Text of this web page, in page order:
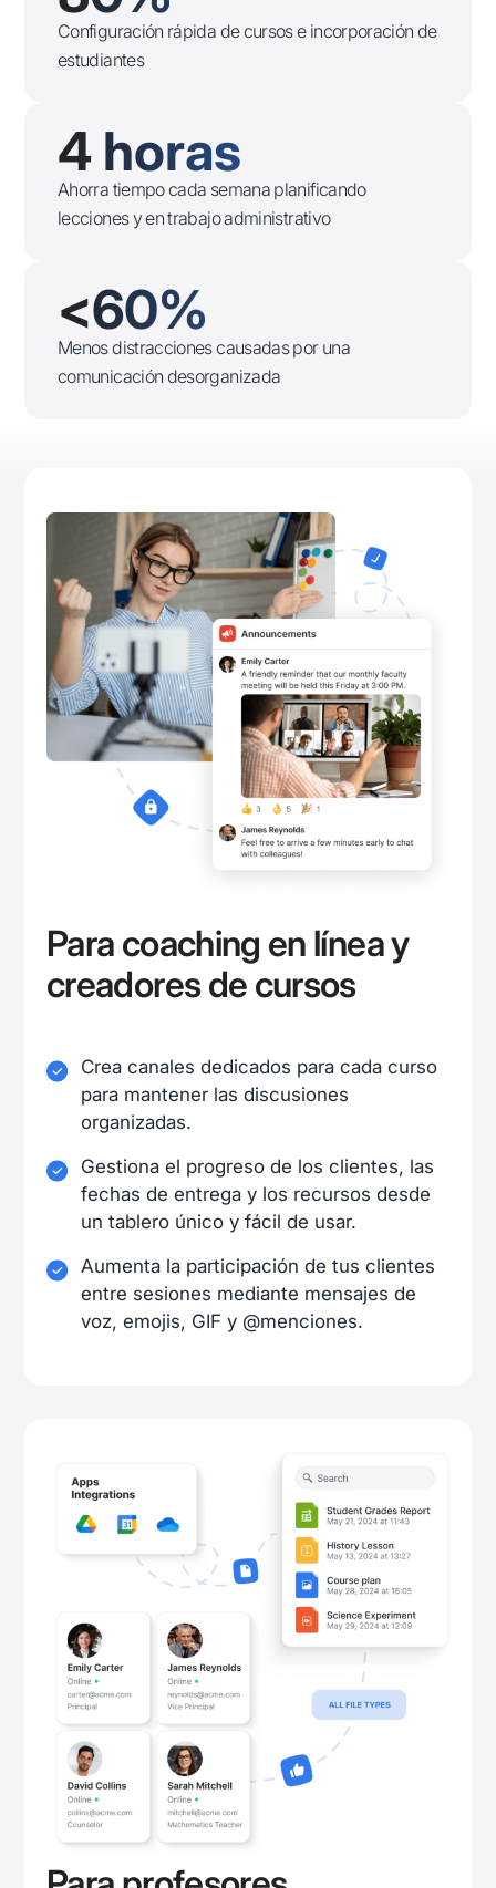
Configuración rápida de cursos e incorporación de
estudiantes
4 horas
Ahorra tiempo cada semana planificando
lecciones y en trabajo administrativo
<60%
Menos distracciones causadas por una
comunicación desorganizada
Para coaching en línea y
creadores de cursos
Crea canales dedicados para cada curso
para mantener las discusiones
organizadas.
Gestiona el progreso de los clientes, las
fechas de entrega y los recursos desde
un tablero único y fácil de usar.
Aumenta la participación de tus clientes
entre sesiones mediante mensajes de
voz, emojis, GIF y @menciones.